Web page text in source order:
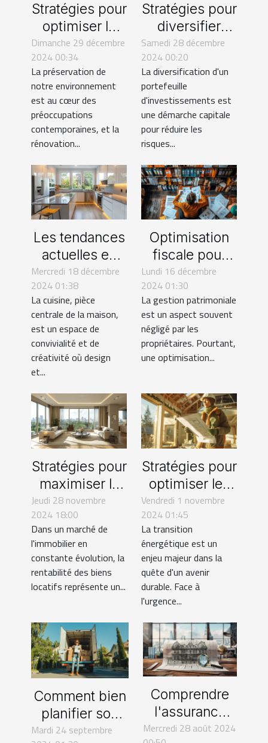
Stratégies pour
optimiser la
rénovation
éco-
responsable
de votre bien
immobilier
Dimanche 29 décembre
2024 00:34
La préservation de
notre environnement
est au cœur des
préoccupations
contemporaines, et la
rénovation...
Stratégies pour
diversifier
votre
portefeuille
avec
l'immobilier
commercial
Samedi 28 décembre
2024 00:20
La diversification d'un
portefeuille
d'investissements est
une démarche capitale
pour réduire les
risques...
Les tendances
actuelles en
design de
cuisines et leur
impact sur la
rénovation
Mercredi 18 décembre
2024 01:38
La cuisine, pièce
centrale de la maison,
est un espace de
convivialité et de
créativité où design
et...
Optimisation
fiscale pour
propriétaires :
stratégies et
impacts
Lundi 16 décembre
2024 01:30
La gestion patrimoniale
est un aspect souvent
négligé par les
propriétaires. Pourtant,
une optimisation...
Stratégies pour
maximiser la
rentabilité de
vos biens
locatifs
Jeudi 28 novembre
2024 18:00
Dans un marché de
l'immobilier en
constante évolution, la
rentabilité des biens
locatifs représente un...
Stratégies pour
optimiser les
rénovations
énergétiques
avec les aides
actuelles
Vendredi 1 novembre
2024 01:45
La transition
énergétique est un
enjeu majeur dans la
quête d'un avenir
durable. Face à
l'urgence...
Comment bien
planifier son
déménagement
Mardi 24 septembre
Comprendre
l'assurance
décennale
Mercredi 28 août 2024